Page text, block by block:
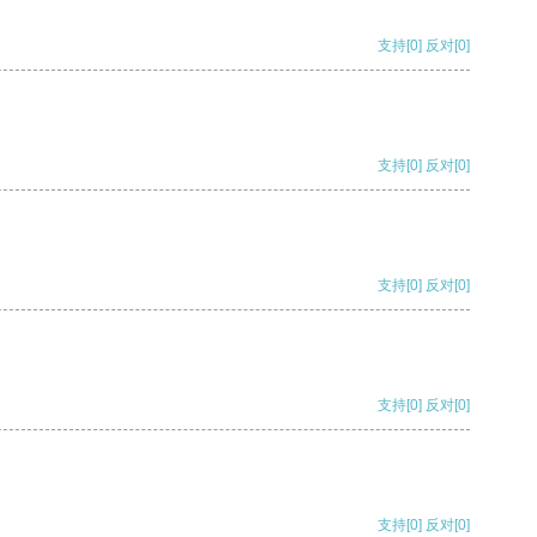
支持[0] 反对[0]
支持[0] 反对[0]
支持[0] 反对[0]
支持[0] 反对[0]
支持[0] 反对[0]